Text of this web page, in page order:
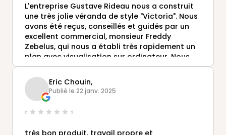
L'entreprise Gustave Rideau nous a construit
une très jolie véranda de style "Victoria". Nous
avons été reçus, conseillés et guidés par un
excellent commercial, monsieur Freddy
Zebelus, qui nous a établi très rapidement un
plan avec visualisation sur ordinateur. Nous
avions évidemment consulté diverses
entreprises concurrentes, mais Gustave
Rideau était de très loin la plus réactive et la
plus convaincante . Le résultat est à la
hauteur de nos attentes. Nous tenons à
souligner les mérites de monsieur Zebelus,
mais nous avons aussi été très satisfaits du
Eric Chouin,
Publié le 22 janv. 2025
très bon produit, travail propre et